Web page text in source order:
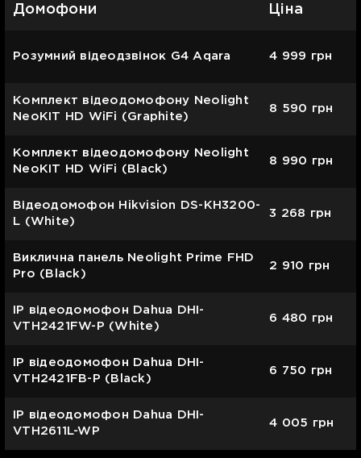
Домофони Ціна
Розумний відеодзвінок G4 Aqara 4 999 грн
Комплект відеодомофону Neolight
NeoKIT HD WiFi (Graphite)
8 590 грн
Комплект відеодомофону Neolight
NeoKIT HD WiFi (Black)
8 990 грн
Відеодомофон Hikvision DS-KH3200-
L (White)
3 268 грн
Виклична панель Neolight Prime FHD
Pro (Black)
2 910 грн
IP відеодомофон Dahua DHI-
VTH2421FW-P (White)
6 480 грн
IP відеодомофон Dahua DHI-
VTH2421FB-P (Black)
6 750 грн
IP відеодомофон Dahua DHI-
VTH2611L-WP
4 005 грн